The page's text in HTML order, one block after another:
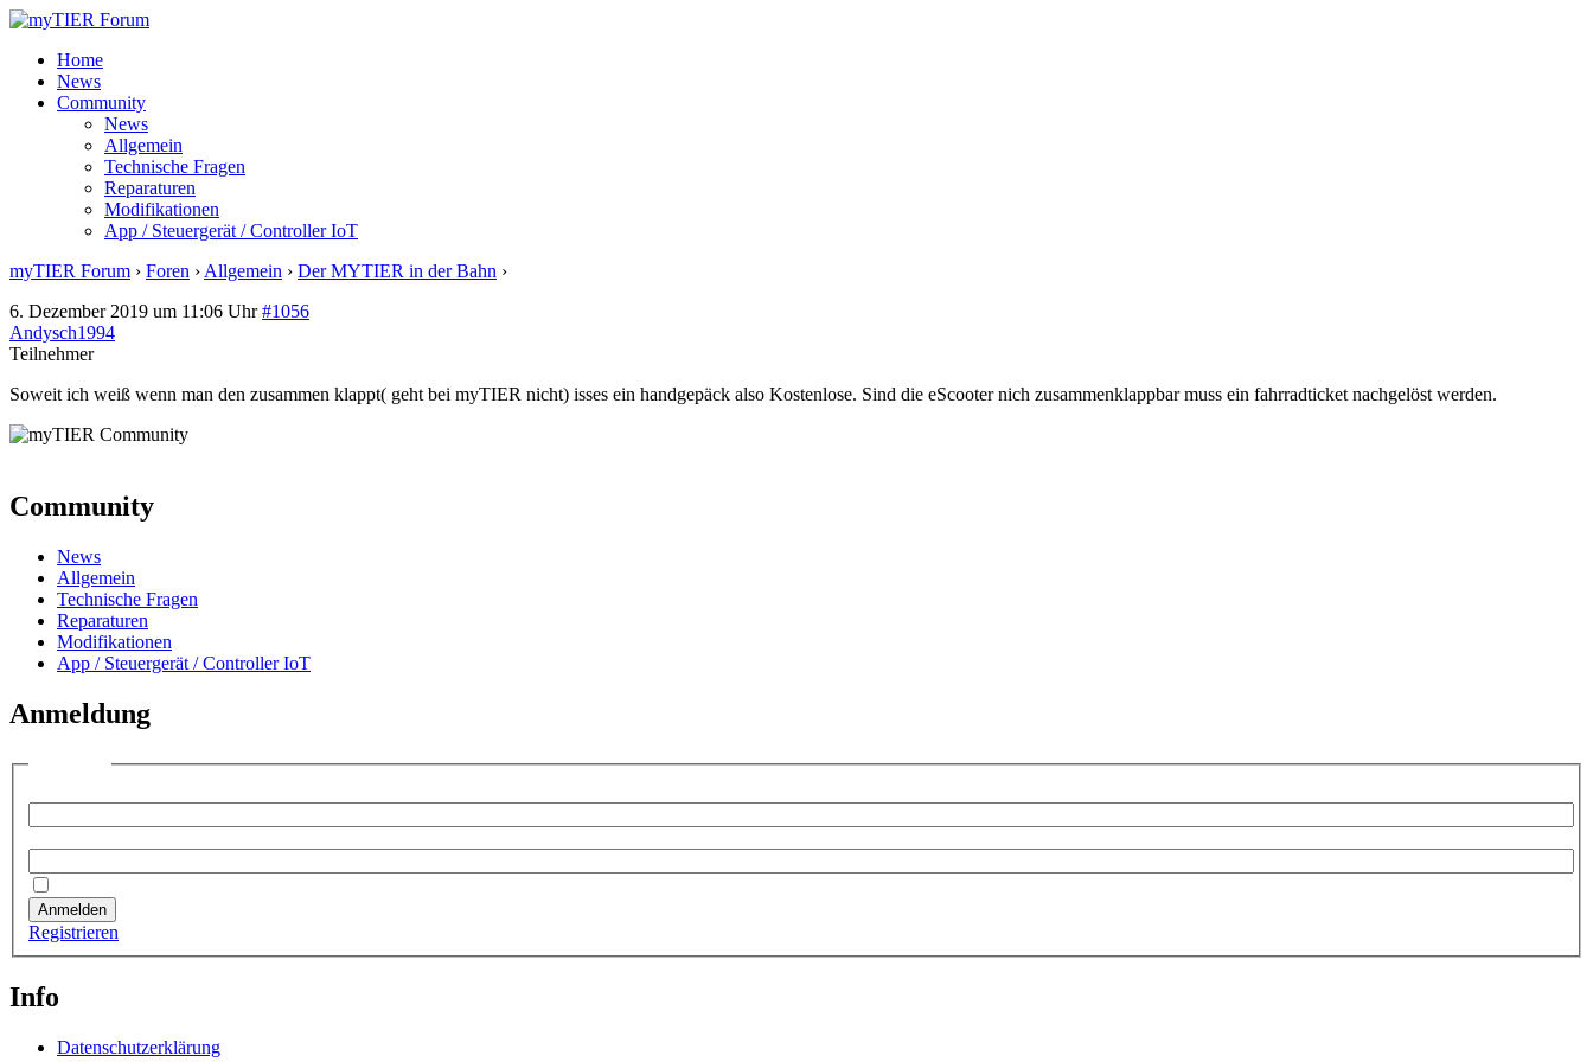
Home
News
Community
News
Allgemein
Technische Fragen
Reparaturen
Modifikationen
App / Steuergerät / Controller IoT
myTIER Forum › Foren › Allgemein › Der MYTIER in der Bahn ›
6. Dezember 2019 um 11:06 Uhr #1056
Andysch1994
Teilnehmer
Soweit ich weiß wenn man den zusammen klappt( geht bei myTIER nicht) isses ein handgepäck also Kostenlose. Sind die eScooter nich zusammenklappbar muss ein fahrradticket nachgelöst werden.
Community
News
Allgemein
Technische Fragen
Reparaturen
Modifikationen
App / Steuergerät / Controller IoT
Anmeldung
Anmelden
Registrieren
Info
Datenschutzerklärung